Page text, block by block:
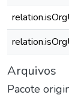
Arquivos
Pacote